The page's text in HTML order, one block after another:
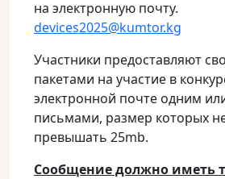
на электронную почту.
devices2025@kumtor.kg
Участники предоставляют
пакетами на участие в
электронной почте одним
письмами, размер которых
превышать 25mb.
Сообщение должно иметь